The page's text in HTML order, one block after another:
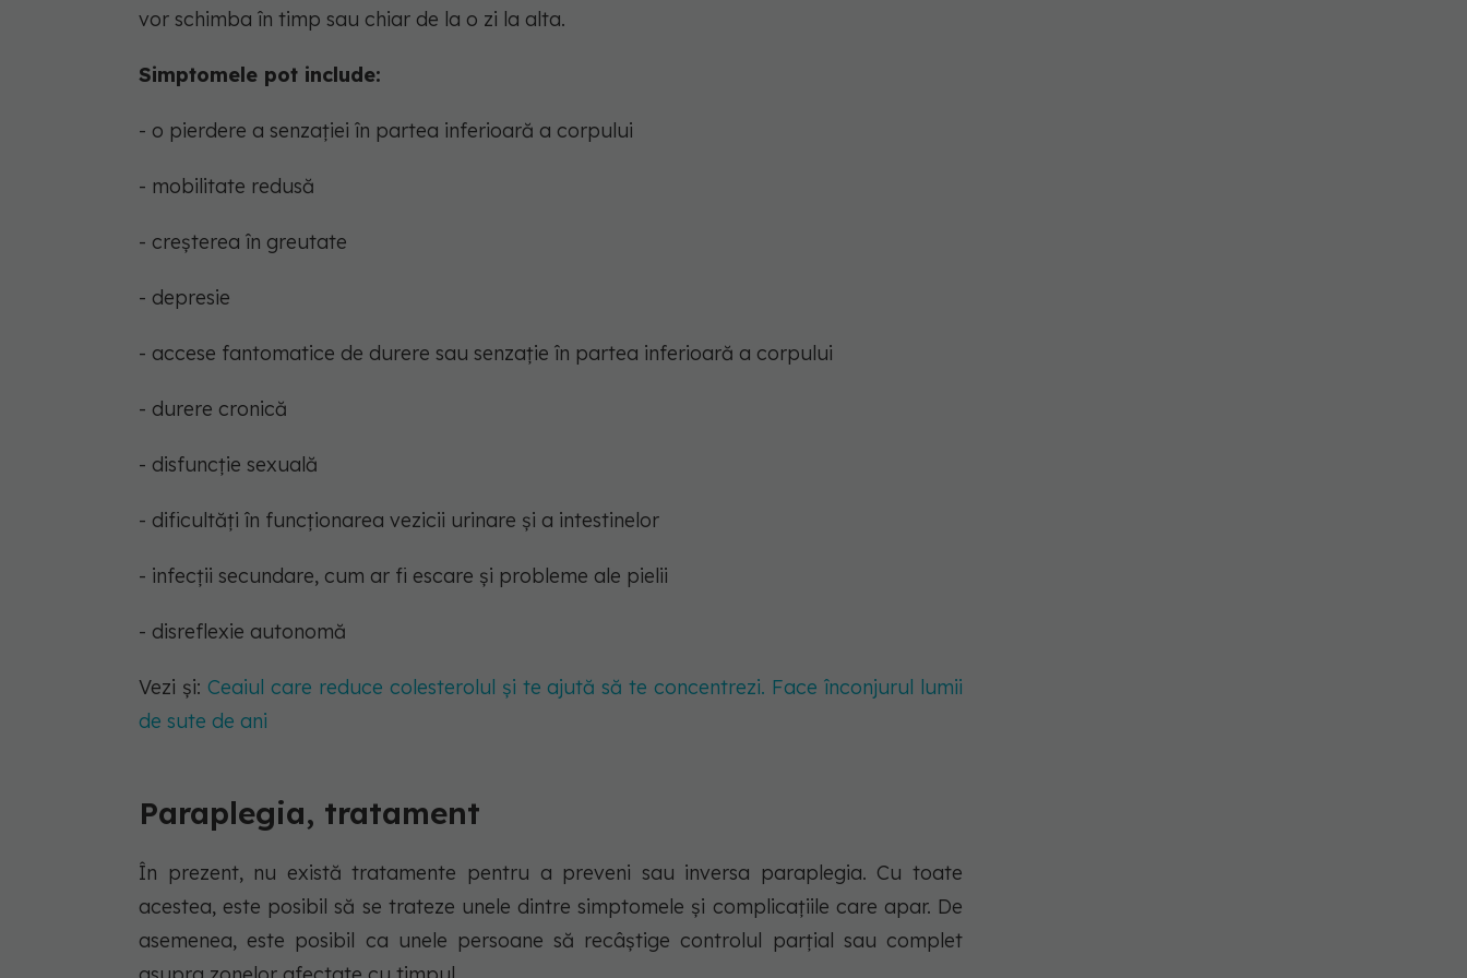
vor schimba în timp sau chiar de la o zi la alta.
Simptomele pot include:
- o pierdere a senzației în partea inferioară a corpului
- mobilitate redusă
- creșterea în greutate
- depresie
- accese fantomatice de durere sau senzație în partea inferioară a corpului
- durere cronică
- disfuncție sexuală
- dificultăți în funcționarea vezicii urinare și a intestinelor
- infecții secundare, cum ar fi escare și probleme ale pielii
- disreflexie autonomă
Vezi și: Ceaiul care reduce colesterolul și te ajută să te concentrezi. Face înconjurul lumii
de sute de ani
Paraplegia, tratament
În prezent, nu există tratamente pentru a preveni sau inversa paraplegia. Cu toate
acestea, este posibil să se trateze unele dintre simptomele și complicațiile care apar. De
asemenea, este posibil ca unele persoane să recâștige controlul parțial sau complet